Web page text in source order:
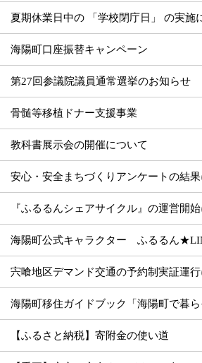
夏期休業日中の 「学校閉庁日」 の実施
海陽町口座振替キャンペーン
第27回参議院議員通常選挙のお知らせ
骨髄等移植ドナー支援事業
教科書展示会の開催について
安心・安全まちづくりアンケートの結
『ふるるんシェアサイクル』の運営開
宍喰地区デマンド交通の予約制実証運
【ふるさと納税】寄附金の使い道